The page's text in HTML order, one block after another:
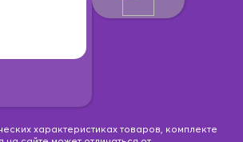
характеристиках товаров, комплекте